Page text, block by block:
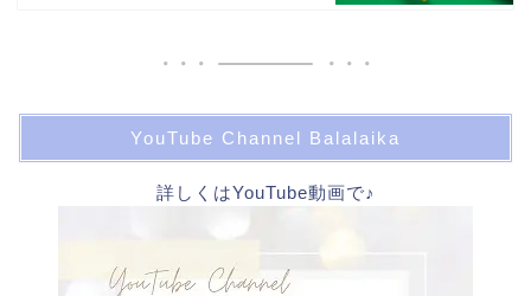
YouTube Channel Balalaika
詳しくはYouTube動画で♪